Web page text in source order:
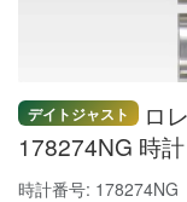
デイトジャスト
ロ
178274NG 時
時計番号: 178274NG